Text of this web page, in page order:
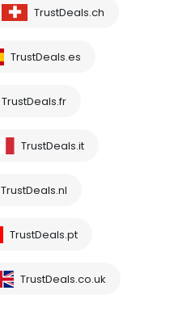
TrustDeals.ch
TrustDeals.es
TrustDeals.fr
TrustDeals.it
TrustDeals.nl
TrustDeals.pt
TrustDeals.co.uk